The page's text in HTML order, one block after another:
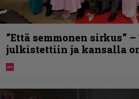
”Että semmonen sirkus”
julkistettiin ja kansalla